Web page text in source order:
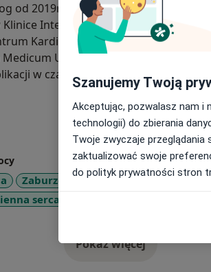
od 2019r.
Klinice Intensywnego Nadzoru
Kardiologii.
Uniwersytetu Jana
w czasopismach krajowych i
Zaburzenia rytmu serca
serca
Pokaż więcejo doświadczeniu
Szanujemy Twoją
Akceptując, pozwalasz nam i
technologii) do zbierania
Twoje zwyczaje
zaktualizować swoje
do polityk prywatności stron